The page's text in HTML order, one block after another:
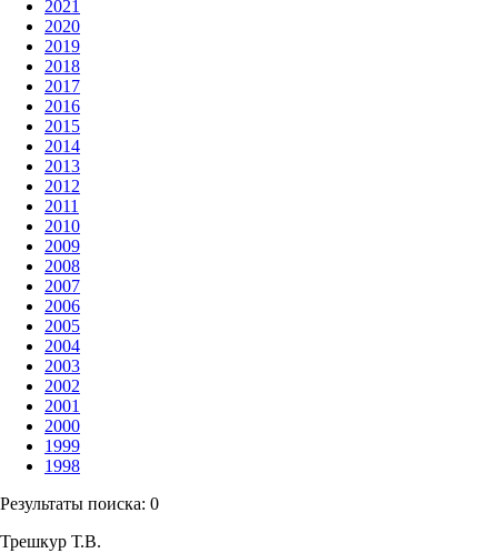
2021
2020
2019
2018
2017
2016
2015
2014
2013
2012
2011
2010
2009
2008
2007
2006
2005
2004
2003
2002
2001
2000
1999
1998
Результаты поиска: 0
Трешкур Т.В.